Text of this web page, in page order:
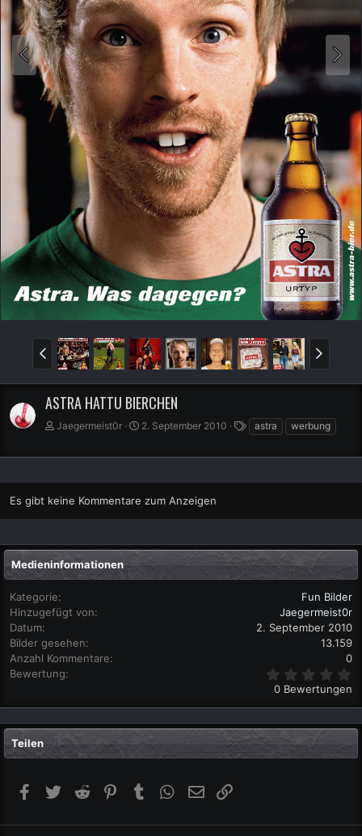
ASTRA HATTU BIERCHEN
Jaegermeist0r 2. September 2010
c
a
t
e
astra werbung
Es gibt keine Kommentare zum Anzeigen
Medieninformationen
Kategorie
Fun Bilder
Hinzugefügt von
Jaegermeist0r
Datum
2. September 2010
Bilder gesehen
13.159
Anzahl Kommentare
0
Bewertung
0
S
t
e
r
0 Bewertungen
Teilen
Facebook
Twitter Reddit PinterestTumblr WhatsApp
E-Mail